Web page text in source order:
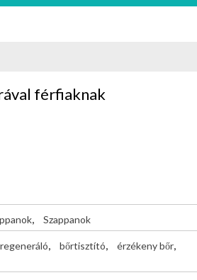
férfiaknak
, Szappanok
, bőrtisztító, érzékeny bőr,